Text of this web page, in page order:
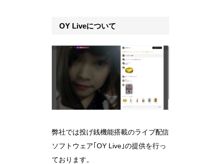
OY Liveについて
弊社では投げ銭機能搭載のライブ配信
ソフトウェア｢OY Live｣の提供を行っ
ております。